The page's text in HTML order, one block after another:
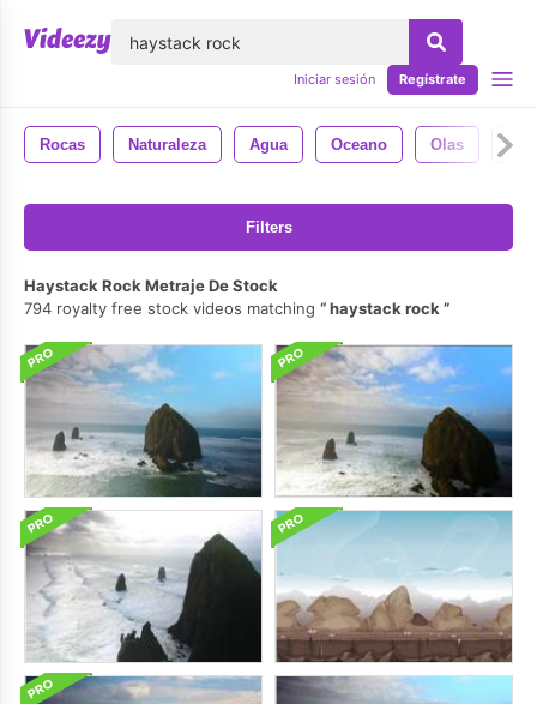
Iniciar sesión Regístrate
Rocas Naturaleza Agua Oceano Olas
Filters
Haystack Rock Metraje De Stock
794 royalty free stock videos matching
haystack rock